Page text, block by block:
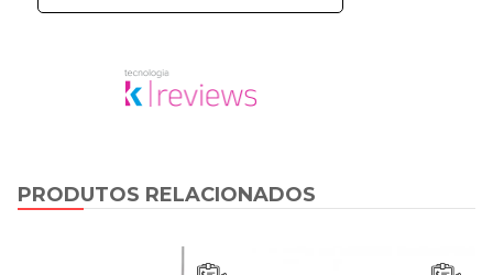
PRODUTOS RELACIONADOS